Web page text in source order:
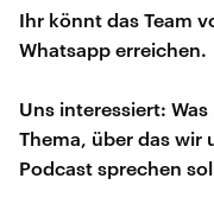
Ihr könnt das Team
Whatsapp erreichen.
Uns interessiert:
Thema, über das wir
Podcast sprechen